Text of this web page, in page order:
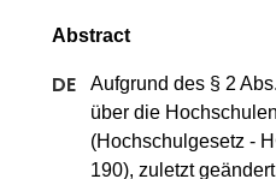
Aufgrund des § 2
über die
(Hochschulgesetz -
190), zuletzt